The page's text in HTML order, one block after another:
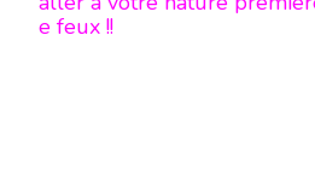
e feux !!